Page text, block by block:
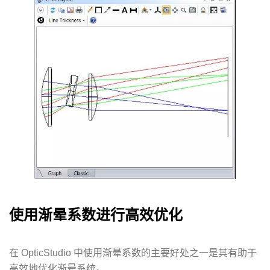
使用渐晕系数进行高效优化
在 OpticStudio 中使用渐晕系数的主要好处之一是其有助于